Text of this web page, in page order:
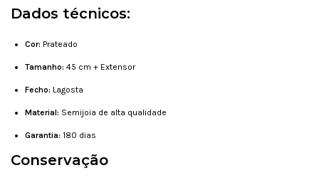
Dados técnicos:
Cor: Prateado
Tamanho: 45 cm + Extensor
Fecho: Lagosta
Material: Semijoia de alta qualidade
Garantia: 180 dias
Conservação